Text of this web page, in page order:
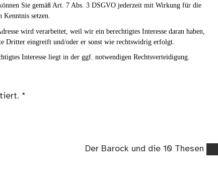
Sie gemäß Art. 7 Abs. 3 DSGVO jederzeit mit Wirkung für die
setzen.
wird verarbeitet, weil wir ein berechtigtes Interesse daran haben,
Dritter eingreift und/oder er sonst wie rechtswidrig erfolgt.
Interesse liegt in der ggf. notwendigen Rechtsverteidigung.
*
Nächster
Der Barock und die 10 Thesen